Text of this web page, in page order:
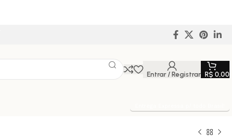
Entrar / Registrar R$ 0,00